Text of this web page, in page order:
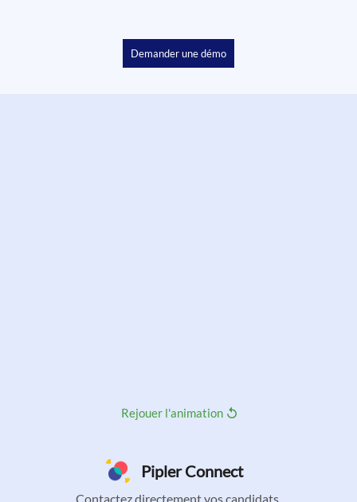
Demander une démo
Rejouer l'animation
Pipler Connect
Contactez directement vos candidats.